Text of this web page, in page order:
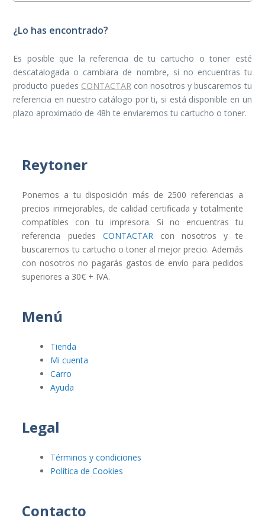
¿Lo has encontrado?
Es posible que la referencia de tu cartucho o toner esté
descatalogada o cambiara de nombre, si no encuentras tu
producto puedes CONTACTARcon nosotros y buscaremos tu
referencia en nuestro catálogo por ti, si está disponible en un
plazo aproximado de 48h te enviaremos tu cartucho o toner.
Reytoner
Ponemos a tu disposición más de 2500 referencias a
precios inmejorables, de calidad certificada y totalmente
compatibles con tu impresora. Si no encuentras tu
referencia puedes CONTACTARcon nosotros y te
buscaremos tu cartucho o toner al mejor precio. Además
con nosotros no pagarás gastos de envío para pedidos
superiores a 30€ + IVA.
Menú
Tienda
Mi cuenta
Carro
Ayuda
Legal
Términos y condiciones
Política de Cookies
Contacto